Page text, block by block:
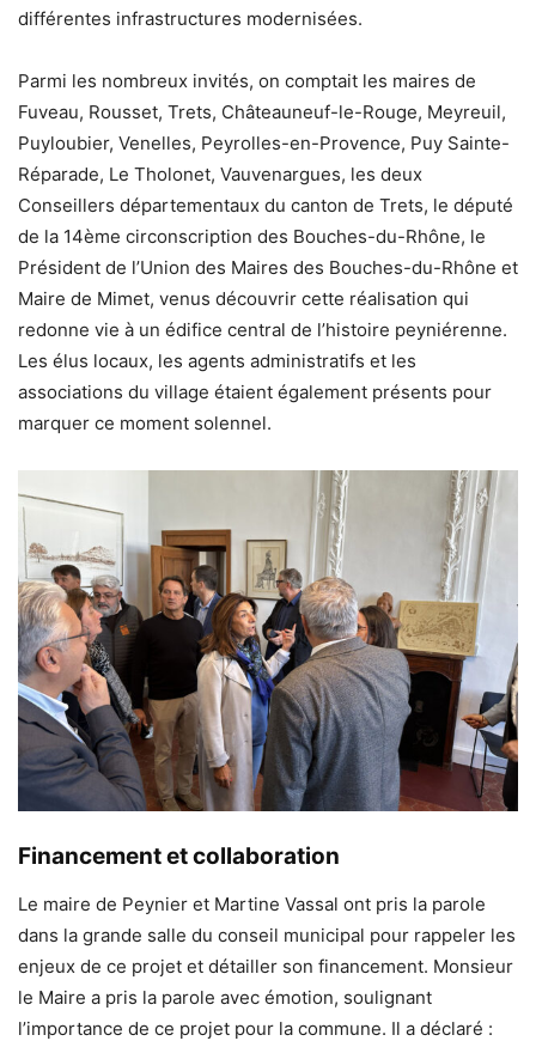
différentes infrastructures modernisées.
Parmi les nombreux invités, on comptait les maires de
Fuveau, Rousset, Trets, Châteauneuf-le-Rouge, Meyreuil,
Puyloubier, Venelles, Peyrolles-en-Provence, Puy Sainte-
Réparade, Le Tholonet, Vauvenargues, les deux
Conseillers départementaux du canton de Trets, le député
de la 14ème circonscription des Bouches-du-Rhône, le
Président de l’Union des Maires des Bouches-du-Rhône et
Maire de Mimet, venus découvrir cette réalisation qui
redonne vie à un édifice central de l’histoire peyniérenne.
Les élus locaux, les agents administratifs et les
associations du village étaient également présents pour
marquer ce moment solennel.
Financement et collaboration
Le maire de Peynier et Martine Vassal ont pris la parole
dans la grande salle du conseil municipal pour rappeler les
enjeux de ce projet et détailler son financement. Monsieur
le Maire a pris la parole avec émotion, soulignant
l’importance de ce projet pour la commune. Il a déclaré :